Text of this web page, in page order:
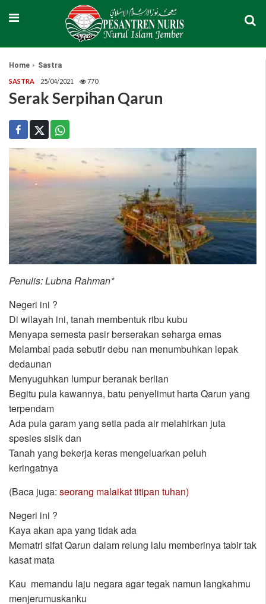
Home Sastra
SASTRA 25/04/2021 770
Serak Serpihan Qarun
Penulis: Lubna Rahman*
Negeri ini ?
Di wilayah ini, tanah membentuk ribu kubu
Menyapa semesta pasir berserakan seharga emas
Melambai pada sebutir debu nan menumbuhkan lepak
dedaunan
Menyuguhkan lumpur beranak berlian
Begitu pula kawannya, batu penyelimut harta Qarun yang
terpendam
Ada pula garam yang setia pada air melahirkan juta
spesies sisik dan
Tanah yang bekerja keras mengeluarkan peluh
keringatnya
(Baca juga: seorang malaikat titipan tuhan)
Negeri ini ?
Kaya akan apa yang tidak ada
Mematri sifat Qarun dalam relung lalu memberinya tabir tak
kasat mata
Kau memandu laju negara agar tegak namun langkahmu
menjerumuskanku